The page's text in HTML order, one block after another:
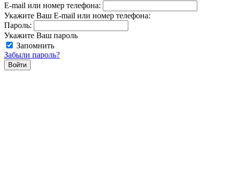
E-mail или номер телефона:
Укажите Ваш E-mail или номер телефона:
Пароль:
Укажите Ваш пароль
Запомнить
Забыли пароль?